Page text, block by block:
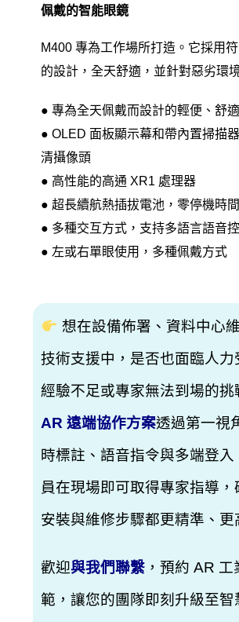
佩戴的智能眼鏡
M400 專為工作場所打造。它採用
的設計，全天舒適，並針對惡劣環
● 專為全天佩戴而設計的輕便、舒
● OLED 面板顯示幕和帶內置掃描
清攝像頭
● 高性能的高通 XR1 處理器
● 超長續航熱插拔電池，零停機時間
● 多種交互方式，支持多語言語音
● 左或右單眼使用，多種佩戴方式
想在設備佈署、資料中心
技術支援中，是否也面臨人力
經驗不足或專家無法到場的挑
AR 遠端協作方案透過第一視
時標註、語音指令與多端登入
員在現場即可取得專家指導，
安裝與維修步驟都更精準、更
歡迎與我們聯繫 ，預約 AR
範，讓您的團隊即刻升級至智